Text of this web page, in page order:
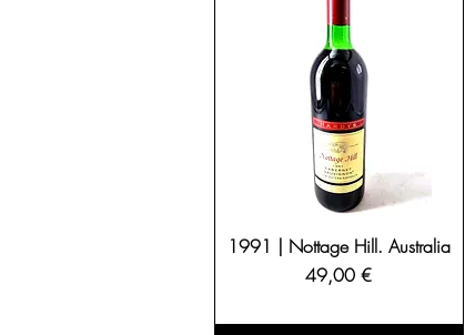
1991 | Nottage Hill. Australia
Precio
49,00 €